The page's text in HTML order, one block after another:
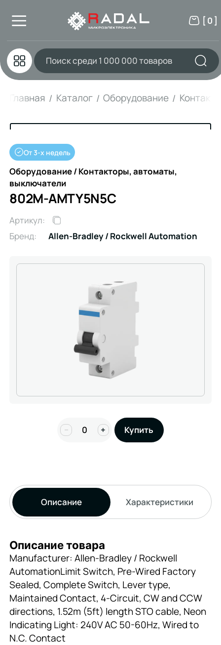
[ 0 ]
Главная Каталог Оборудование
От 3-х недель
Оборудование / Контакторы, автоматы,
выключатели
802M-AMTY5N5C
Артикул:
Бренд:
Allen-Bradley / Rockwell Automation
− + Купить
Описание Характеристики
Описание товара
Manufacturer: Allen-Bradley / Rockwell
AutomationLimit Switch, Pre-Wired Factory
Sealed, Complete Switch, Lever type,
Maintained Contact, 4-Circuit, CW and CCW
directions, 1.52m (5ft) length STO cable, Neon
Indicating Light: 240V AC 50-60Hz, Wired to
N.C. Contact